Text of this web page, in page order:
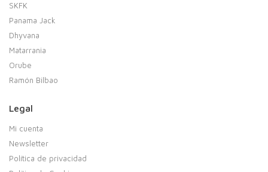
SKFK
Panama Jack
Dhyvana
Matarrania
Orube
Ramón Bilbao
Legal
Mi cuenta
Newsletter
Política de privacidad